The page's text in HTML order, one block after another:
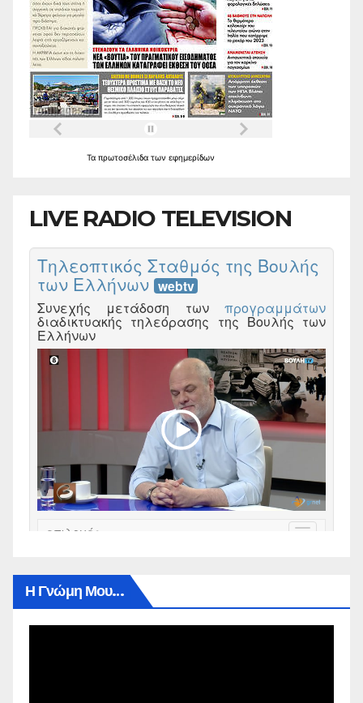
Τα πρωτοσέλιδα των εφημερίδων
LIVE RADIO TELEVISION
Η Γνώμη Μου…